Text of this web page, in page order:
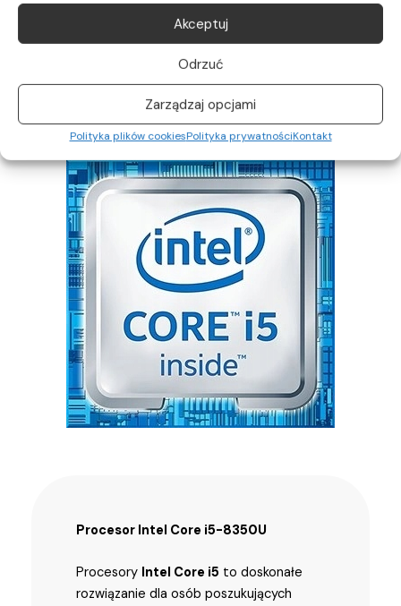
Akceptuj
Odrzuć
Zarządzaj opcjami
Polityka plików cookiesPolityka prywatnościKontakt
NVMe to wybór który z zadowoli nawet
Procesor Intel Core i5-8350U
Procesory Intel Core i5 to doskonałe
rozwiązanie dla osób poszukujących